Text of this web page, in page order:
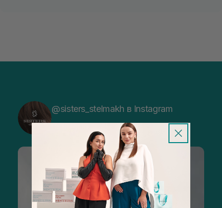
@sisters_stelmakh в Instagram